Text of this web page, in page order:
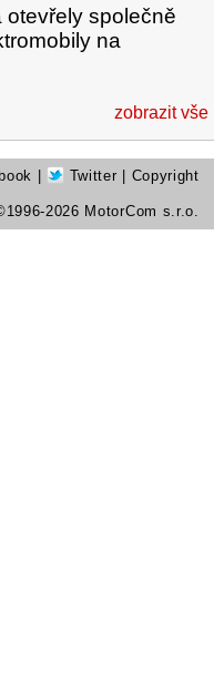
otevřely společně
na
zobrazit vše
Twitter | Copyright
2026 MotorCom s.r.o.